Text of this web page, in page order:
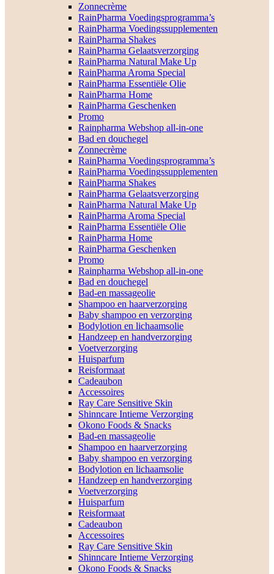
Zonnecrème
RainPharma Voedingsprogramma’s
RainPharma Voedingssupplementen
RainPharma Shakes
RainPharma Gelaatsverzorging
RainPharma Natural Make Up
RainPharma Aroma Special
RainPharma Essentiële Olie
RainPharma Home
RainPharma Geschenken
Promo
Rainpharma Webshop all-in-one
Bad en douchegel
Zonnecrème
RainPharma Voedingsprogramma’s
RainPharma Voedingssupplementen
RainPharma Shakes
RainPharma Gelaatsverzorging
RainPharma Natural Make Up
RainPharma Aroma Special
RainPharma Essentiële Olie
RainPharma Home
RainPharma Geschenken
Promo
Rainpharma Webshop all-in-one
Bad en douchegel
Bad-en massageolie
Shampoo en haarverzorging
Baby shampoo en verzorging
Bodylotion en lichaamsolie
Handzeep en handverzorging
Voetverzorging
Huisparfum
Reisformaat
Cadeaubon
Accessoires
Ray Care Sensitive Skin
Shinncare Intieme Verzorging
Okono Foods & Snacks
Bad-en massageolie
Shampoo en haarverzorging
Baby shampoo en verzorging
Bodylotion en lichaamsolie
Handzeep en handverzorging
Voetverzorging
Huisparfum
Reisformaat
Cadeaubon
Accessoires
Ray Care Sensitive Skin
Shinncare Intieme Verzorging
Okono Foods & Snacks